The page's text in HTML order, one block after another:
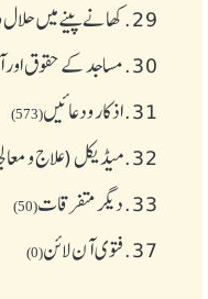
29. کھانے پینے میں حلال
30. مساجد کے حقوق
31. اذکار ودعائیں(573)
32. میڈیکل (علاج و
33. دیگر متفرقات(50)
37. فتوی آن لائن(0)